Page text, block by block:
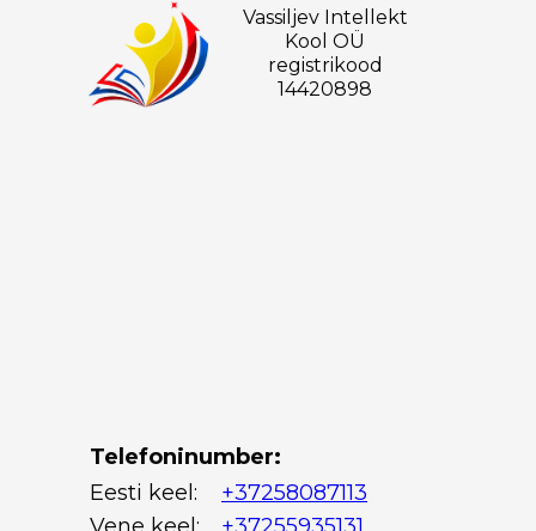
Vassiljev Intellekt
Kool OÜ
registrikood
14420898
Eesti keel: +37258087113
Telefoninumber: